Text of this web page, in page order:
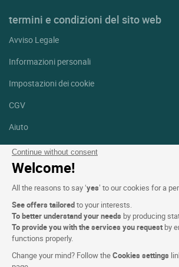
Continue without consent
Welcome!
All the reasons to say ‘yes’ to our cookies for a
See offers tailoredto your interests.
To better understand your needs by producing
To provide you with the services you request by
functions properly.
Change your mind? Follow theCookies settings
termini e condizioni del sito web
Avviso Legale
Informazioni personali
Impostazioni dei cookie
CGV
Aiuto
Mappa del sito
Crediti fotografici
Facebook
Linkedin